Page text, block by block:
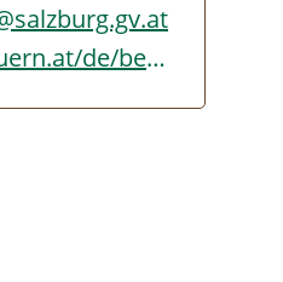
https://hohetauern.at/de/besuchen/tourenangebote.html#/erlebnisse/SBG/CD837A88-…